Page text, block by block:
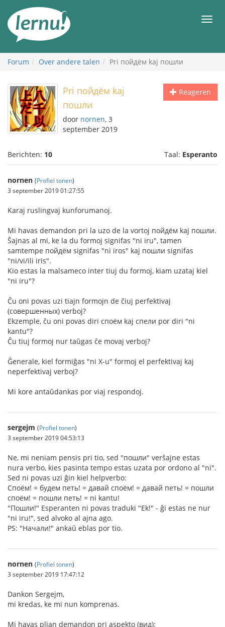
inhoud
Forum Over andere talen Pri пойдём kaj пошли
Reageren
Pri пойдём kaj
пошли
door nornen, 3
september 2019
Berichten: 10 Taal: Esperanto
nornen (Profiel tonen)
3 september 2019 01:27:55
Karaj ruslingvaj kunforumanoj.
Mi havas demandon pri la uzo de la vortoj пойдём kaj пошли.
Ŝajnas al mi, ke la du formoj signifas "ni iru", tamen
samtempe пойдём signifas "ni iros" kaj пошли signifas
"ni/vi/ili iris".
Kio estas la malsameco inter tiuj du formoj, kiam uzataj kiel
"ni iru"?
Ĉu oni povas uzi tiajn formojn de ĉiuj perfektivaj
(совершенных) verboj?
Ekzemple, ĉu oni povas diri споём kaj спели por diri "ni
kantu"?
Ĉu tiuj formoj nur taŭgas ĉe movaj verboj?
Ĝenerale, kiel formiĝas "ni X-u" formoj el perfektivaj kaj
neperfektivaj verboj?
Mi kore antaŭdankas por viaj respondoj.
sergejm (Profiel tonen)
3 september 2019 04:53:13
Ne, mi neniam pensis pri tio, sed "пошли" verŝajne estas
nura verbo, kies pasinta tempo estas uzata por ordono al "ni".
Sed ni povas uzi ĝin kiel helpverbo:
Споём! = будем петь! = давай споём! = давай петь! = пошли
споём! = пошли петь! = ni kantu!
"Пошли!" Esperanten ni povas traduki "Ek!" - ĝi estas ne nur
"ni iru!", sed alvoko al ajna ago.
PS: "Начали!" ankaŭ eblas por tio.
nornen (Profiel tonen)
3 september 2019 17:47:12
Dankon Sergejm,
mi kredas, ke mi nun komprenas.
Mi havas plian demandon pri aspekto (вид):